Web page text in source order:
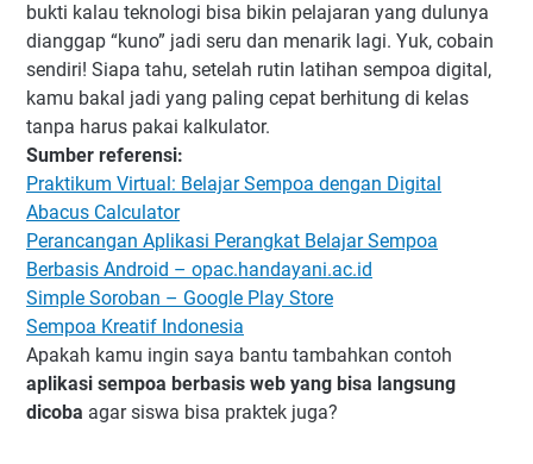
bukti kalau teknologi bisa bikin pelajaran yang dulunya
dianggap “kuno” jadi seru dan menarik lagi. Yuk, cobain
sendiri! Siapa tahu, setelah rutin latihan sempoa digital,
kamu bakal jadi yang paling cepat berhitung di kelas
tanpa harus pakai kalkulator.
Sumber referensi:
Praktikum Virtual: Belajar Sempoa dengan Digital
Abacus Calculator
Perancangan Aplikasi Perangkat Belajar Sempoa
Berbasis Android – opac.handayani.ac.id
Simple Soroban – Google Play Store
Sempoa Kreatif Indonesia
Apakah kamu ingin saya bantu tambahkan contoh
aplikasi sempoa berbasis web yang bisa langsung
dicoba agar siswa bisa praktek juga?